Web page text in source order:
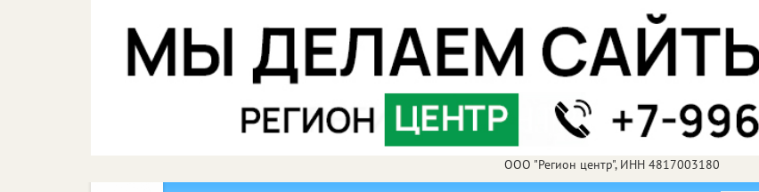
ООО "Регион центр", ИНН 4817003180